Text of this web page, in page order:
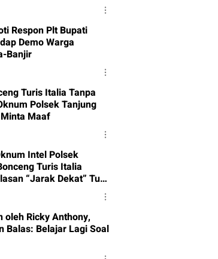
Respon Plt Bupati
Demo Warga
Banjir
Turis Italia Tanpa
Polsek Tanjung
Maaf
Intel Polsek
Turis Italia
“Jarak Dekat” Tuai
oleh Ricky Anthony,
Balas: Belajar Lagi Soal